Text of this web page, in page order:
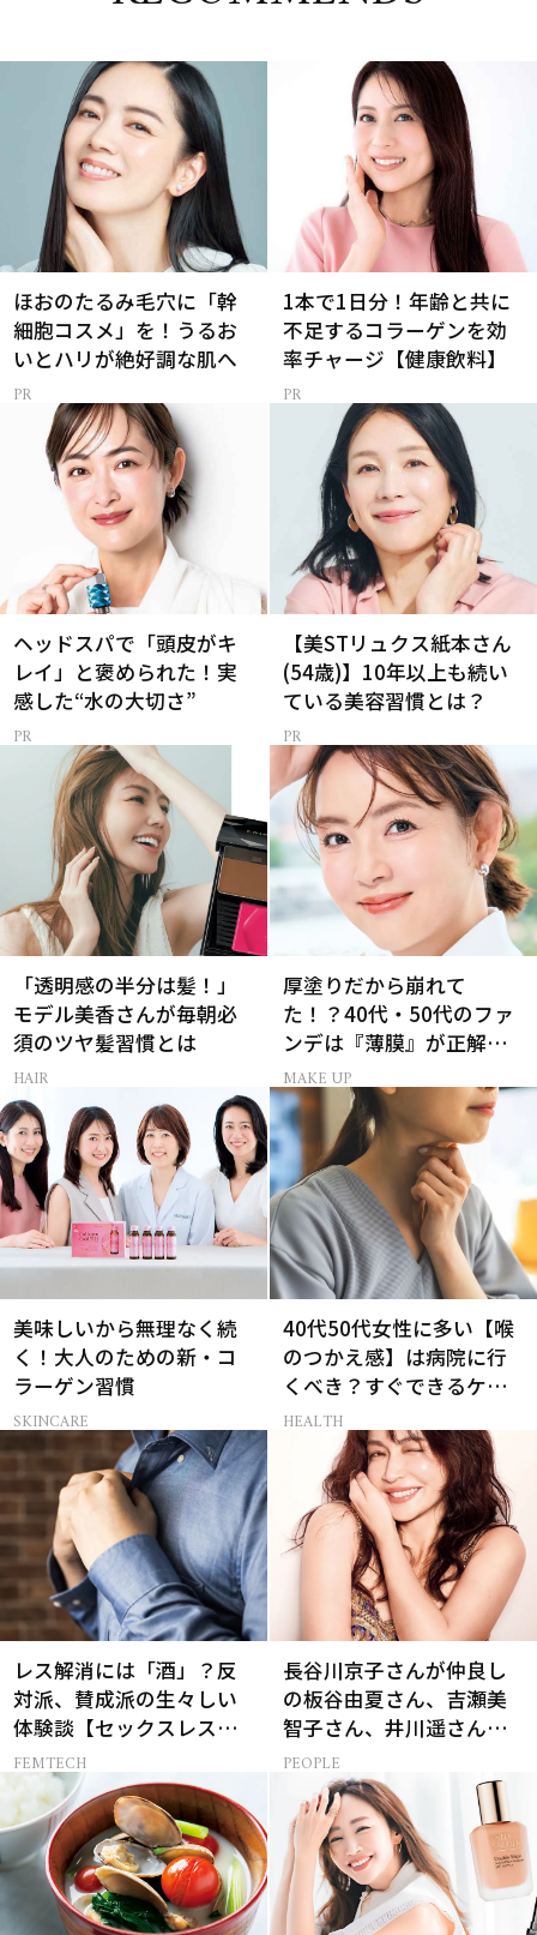
ほおのたるみ毛穴に「幹
細胞コスメ」を！うるお
いとハリが絶好調な肌へ
1本で1日分！年齢と共に
不足するコラーゲンを効
率チャージ【健康飲料】
ヘッドスパで「頭皮がキ
レイ」と褒められた！実
感した“水の大切さ”
【美STリュクス紙本さん
(54歳)】10年以上も続い
ている美容習慣とは？
「透明感の半分は髪！」
モデル美香さんが毎朝必
須のツヤ髪習慣とは
HAIR
厚塗りだから崩れて
た！？40代・50代のファ
ンデは『薄膜』が正解で
した
MAKE UP
美味しいから無理なく続
く！大人のための新・コ
ラーゲン習慣
SKINCARE
40代50代女性に多い【喉
のつかえ感】は病院に行
くべき？すぐできるケア5
選も！
HEALTH
レス解消には「酒」？反
対派、賛成派の生々しい
体験談【セックスレス
AND THE CITY -女たちの
告白-】
FEMTECH
長谷川京子さんが仲良し
の板谷由夏さん、吉瀬美
智子さん、井川遥さんと
集まる理由は…
PEOPLE